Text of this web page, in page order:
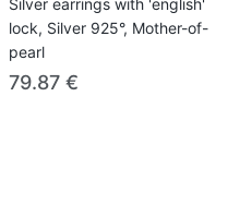
Silver earrings with 'english'
lock, Silver 925°, Mother-of-
pearl
79.87 €